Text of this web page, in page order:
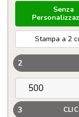
Senza
Stampa a 2
2
3